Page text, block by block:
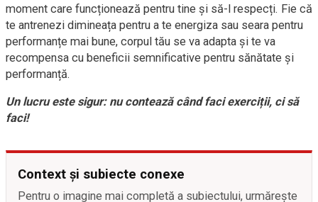
moment care funcționează pentru tine și să-l respecți. Fie că
te antrenezi dimineața pentru a te energiza sau seara pentru
performanțe mai bune, corpul tău se va adapta și te va
recompensa cu beneficii semnificative pentru sănătate și
performanță.
Un lucru este sigur: nu contează când faci exerciții, ci să
faci!
Context și subiecte conexe
Pentru o imagine mai completă a subiectului, urmărește